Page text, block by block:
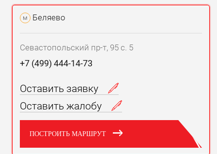
м Беляево
Севастопольский пр-т, 95 с. 5
+7 (499) 444-14-73
Оставить заявку
Оставить жалобу
ПОСТРОИТЬ МАРШРУТ